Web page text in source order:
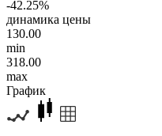
-42.25%
динамика цены
130.00
min
318.00
max
График